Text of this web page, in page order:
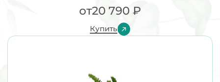
от20 790 ₽
Купить